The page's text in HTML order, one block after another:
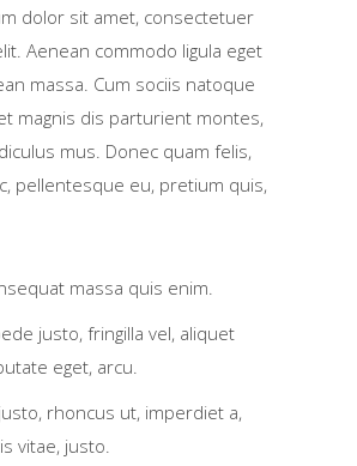
dolor sit amet, consectetuer
Aenean commodo ligula eget
massa. Cum sociis natoque
magnis dis parturient montes,
mus. Donec quam felis,
pellentesque eu, pretium quis,
massa quis enim.
justo, fringilla vel, aliquet
eget, arcu.
rhoncus ut, imperdiet a,
vitae, justo.